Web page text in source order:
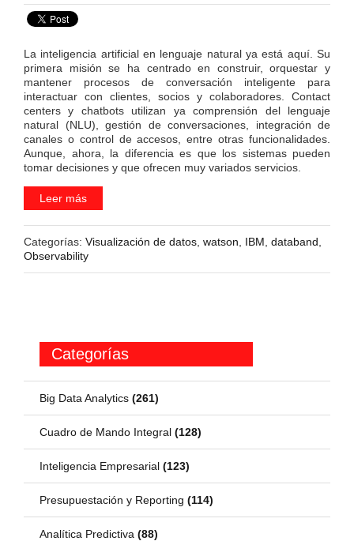
La inteligencia artificial en lenguaje natural ya está aquí. Su
primera misión se ha centrado en construir, orquestar y
mantener procesos de conversación inteligente para
interactuar con clientes, socios y colaboradores. Contact
centers y chatbots utilizan ya comprensión del lenguaje
natural (NLU), gestión de conversaciones, integración de
canales o control de accesos, entre otras funcionalidades.
Aunque, ahora, la diferencia es que los sistemas pueden
tomar decisiones y que ofrecen muy variados servicios.
Leer más
Categorías: Visualización de datos watson IBM databand
Observability
Categorías
Big Data Analytics (261)
Cuadro de Mando Integral (128)
Inteligencia Empresarial (123)
Presupuestación y Reporting (114)
Analítica Predictiva (88)